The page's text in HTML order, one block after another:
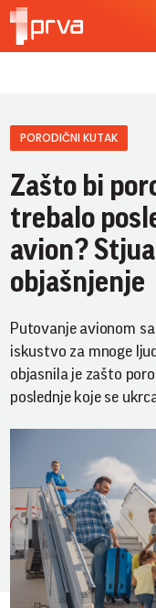
PORODIČNI KUTAK
Zašto bi
trebalo
avion?
objašnjenje
Putovanje avionom
iskustvo za mnoge
objasnila je zašto
poslednje koje se